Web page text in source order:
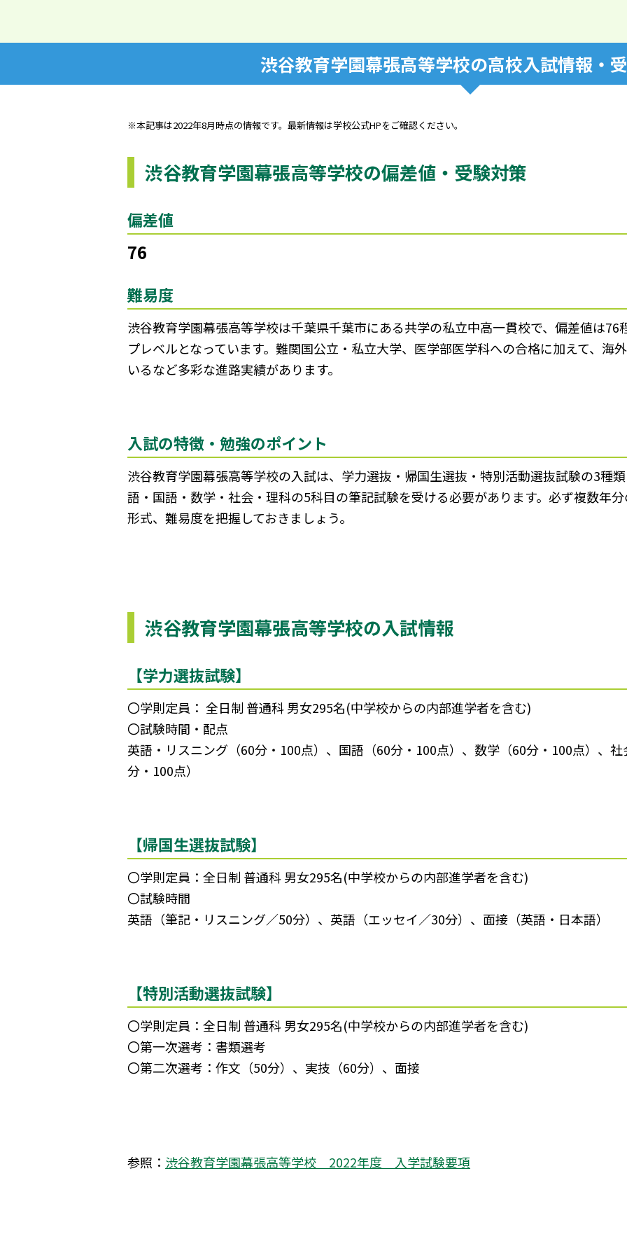
渋谷教育学園幕張高等学校の高校入試情報・
※本記事は2022年8月時点の情報です。最新情報は学校公式HPをご確認ください。
渋谷教育学園幕張高等学校の偏差値・受験対策
偏差値
76
難易度
渋谷教育学園幕張高等学校は千葉県千葉市にある共学の私立中高一貫校で、偏差値は
プレベルとなっています。難関国公立・私立大学、医学部医学科への合格に加えて、海
いるなど多彩な進路実績があります。
入試の特徴・勉強のポイント
渋谷教育学園幕張高等学校の入試は、学力選抜・帰国生選抜・特別活動選抜試験の3種
語・国語・数学・社会・理科の5科目の筆記試験を受ける必要があります。必ず複数年
形式、難易度を把握しておきましょう。
渋谷教育学園幕張高等学校の入試情報
【学力選抜試験】
〇学則定員： 全日制 普通科 男女295名(中学校からの内部進学者を含む)
〇試験時間・配点
英語・リスニング（60分・100点）、国語（60分・100点）、数学（60分・100点）、
分・100点）
【帰国生選抜試験】
〇学則定員：全日制 普通科 男女295名(中学校からの内部進学者を含む)
〇試験時間
英語（筆記・リスニング／50分）、英語（エッセイ／30分）、面接（英語・日本語）
【特別活動選抜試験】
〇学則定員：全日制 普通科 男女295名(中学校からの内部進学者を含む)
〇第一次選考：書類選考
〇第二次選考：作文（50分）、実技（60分）、面接
参照： 渋谷教育学園幕張高等学校 2022年度 入学試験要項